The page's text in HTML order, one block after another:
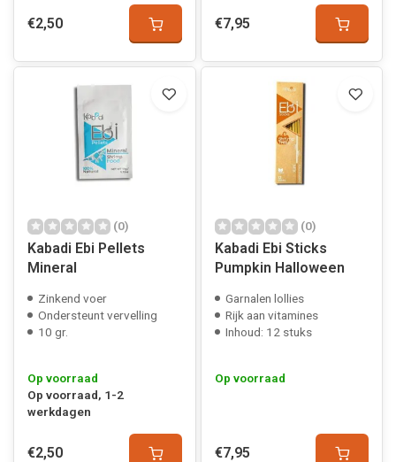
€2,50 €7,95
(0)
Kabadi Ebi Pellets
Mineral
Zinkend voer
Ondersteunt vervelling
10 gr.
Op voorraad
Op voorraad, 1-2
werkdagen
€2,50
(0)
Kabadi Ebi Sticks
Pumpkin Halloween
Garnalen lollies
Rijk aan vitamines
Inhoud: 12 stuks
Op voorraad
€7,95